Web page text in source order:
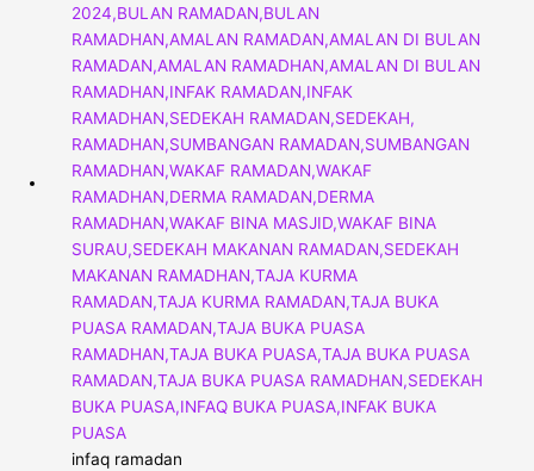
infaq ramadan